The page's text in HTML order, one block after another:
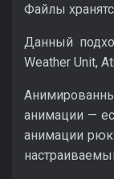
Файлы
Данный
Weather Unit,
анимации —
анимации